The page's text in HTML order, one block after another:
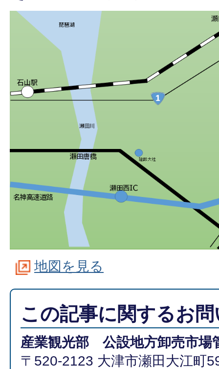
地図を見る
この記事に関するお
産業観光部 公設地方卸売市場
〒520-2123 大津市瀬田大江町